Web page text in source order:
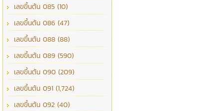
เลขขึ้นต้น 085 (10)
เลขขึ้นต้น 086 (47)
เลขขึ้นต้น 088 (88)
เลขขึ้นต้น 089 (590)
เลขขึ้นต้น 090 (209)
เลขขึ้นต้น 091 (1,724)
เลขขึ้นต้น 092 (40)